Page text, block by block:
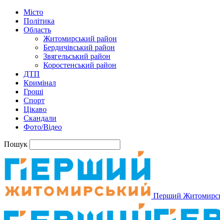
Місто
Політика
Область
Житомирський район
Бердичівський район
Звягельський район
Коростенський район
ДТП
Кримінал
Гроші
Спорт
Цікаво
Скандали
Фото/Відео
Пошук
Перший